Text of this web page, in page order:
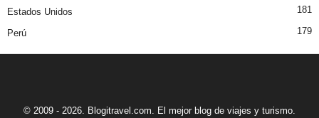
Estados Unidos 181
Perú 179
© 2009 - 2026. Blogitravel.com. El mejor blog de viajes y turismo.